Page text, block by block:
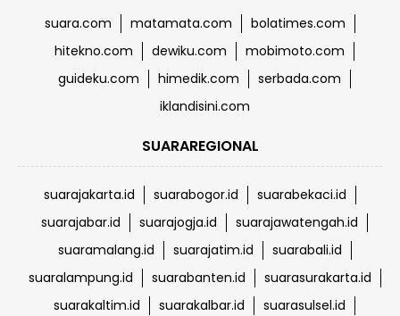
suara.com matamata.com
bolatimes.com
hitekno.com
dewiku.com
mobimoto.com
guideku.com
himedik.com
serbada.com
iklandisini.com
SUARAREGIONAL
suarajakarta.id suarabogor.id
suarabekaci.id
suarajabar.id
suarajogja.id
suarajawatengah.id
suaramalang.id
suarajatim.id
suarabali.id
suaralampung.id
suarabanten.id
suarasurakarta.id
suarakaltim.id
suarakalbar.id
suarasulsel.id